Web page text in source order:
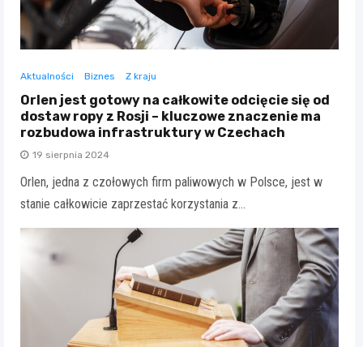
Aktualności Biznes Z kraju
Orlen jest gotowy na całkowite odcięcie się od
dostaw ropy z Rosji – kluczowe znaczenie ma
rozbudowa infrastruktury w Czechach
19 sierpnia 2024
Orlen, jedna z czołowych firm paliwowych w Polsce, jest w
stanie całkowicie zaprzestać korzystania z…